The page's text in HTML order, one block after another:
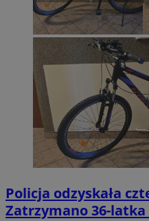
Policja odzyskała
Zatrzymano 36-latka